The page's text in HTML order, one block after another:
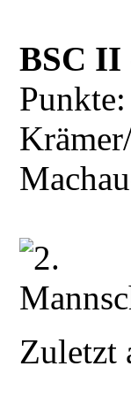
BSC II
Zuletzt